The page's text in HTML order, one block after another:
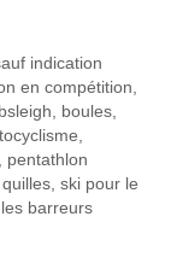
indication
en compétition,
boules,
pentathlon
ski pour le
barreurs